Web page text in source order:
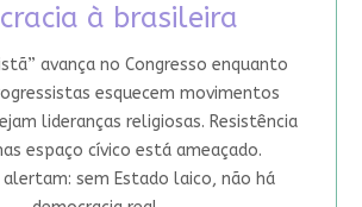
à brasileira
avança no Congresso enquanto
esquecem movimentos
lideranças religiosas. Resistência
espaço cívico está ameaçado.
alertam: sem Estado laico, não há